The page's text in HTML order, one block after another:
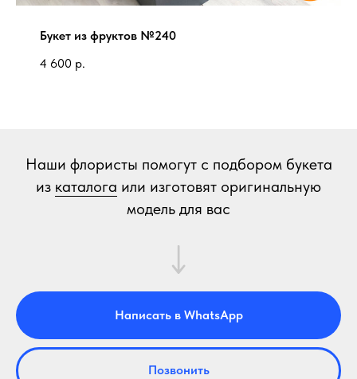
Букет из фруктов №240
4 600 р.
Наши флористы помогут с подбором букета
из каталога или изготовят оригинальную
модель для вас
Написать в WhatsApp
Позвонить